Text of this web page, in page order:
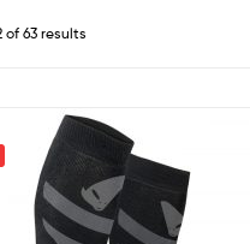
of 63 results